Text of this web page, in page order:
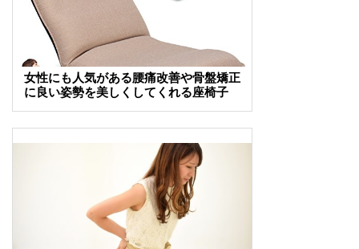
女性にも人気がある腰痛改善や骨盤矯正
に良い姿勢を美しくしてくれる座椅子